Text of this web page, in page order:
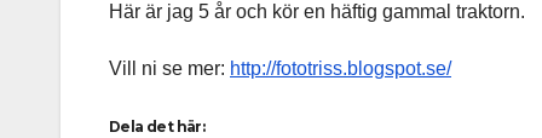
Här är jag 5 år och kör en häftig gammal traktorn.
Vill ni se mer: http://fototriss.blogspot.se/
Dela det här: